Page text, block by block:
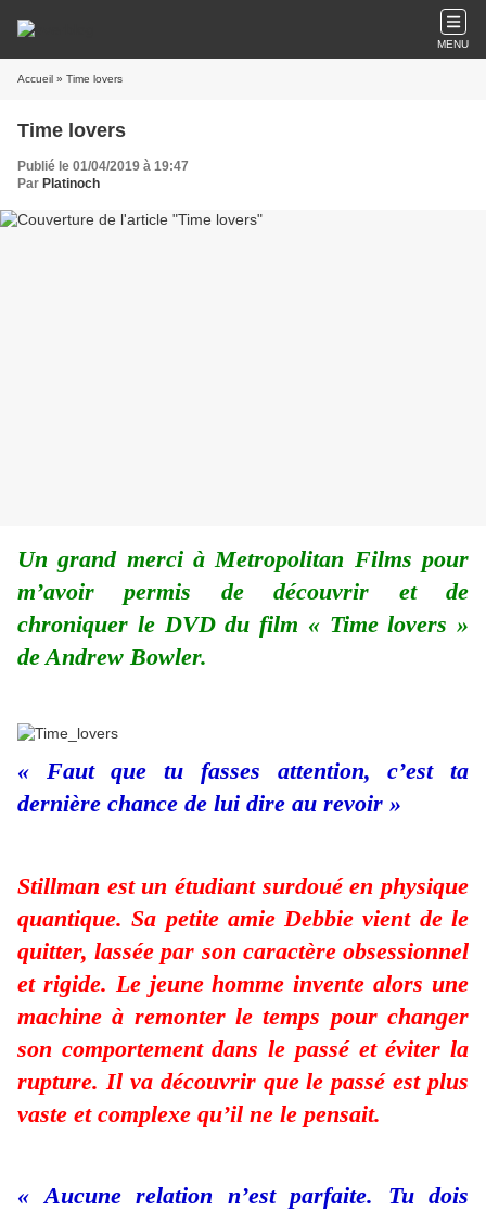
MENU
Accueil » Time lovers
Time lovers
Publié le 01/04/2019 à 19:47
Par Platinoch
Un grand merci à Metropolitan Films pour
m’avoir permis de découvrir et de
chroniquer le DVD du film « Time lovers »
de Andrew Bowler.
« Faut que tu fasses attention, c’est ta
dernière chance de lui dire au revoir »
Stillman est un étudiant surdoué en physique
quantique. Sa petite amie Debbie vient de le
quitter, lassée par son caractère obsessionnel
et rigide. Le jeune homme invente alors une
machine à remonter le temps pour changer
son comportement dans le passé et éviter la
rupture. Il va découvrir que le passé est plus
vaste et complexe qu’il ne le pensait.
« Aucune relation n’est parfaite. Tu dois